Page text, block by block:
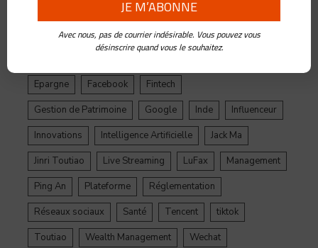
Banque BATX
ByteDance
Chine credit crypto
Crypto Yuan
Epargne
Facebook
Fintech
Gestion de Patrimoine
Google Inde
Influenceur
Innovations
Intelligence Artificielle
Jack Ma
Jinri Toutiao
Live Streaming LuFax
Management
Ping An
Plateforme
Réglementation
Réseaux sociaux
Santé Tencent
tiktok
Toutiao
Wealth Management
Wechat
Avec nous, pas de courrier indésirable. Vous pouvez vous
désinscrire quand vous le souhaitez.